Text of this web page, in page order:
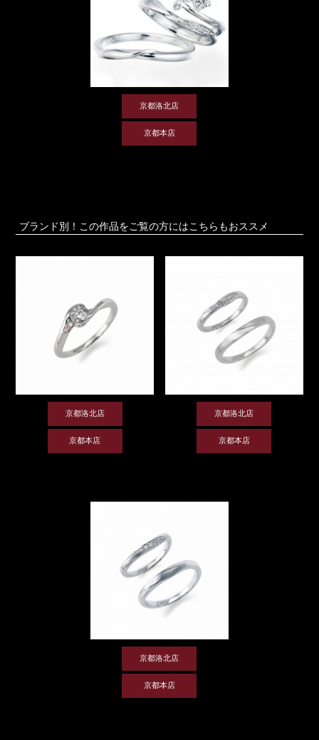
京都洛北店
京都本店
ブランド別！この作品をご覧の方にはこちらもおススメ
京都洛北店
京都本店
京都洛北店
京都本店
京都洛北店
京都本店